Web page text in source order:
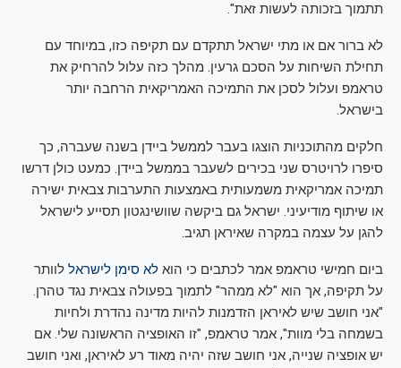
תתמוך בזכותה לעשות זאת".
לא ברור אם או מתי ישראל תתקדם עם תקיפה כזו, במיוחד עם
תחילת השיחות על הסכם גרעין. מהלך כזה עלול להרחיק את
טראמפ ועלול לסכן את התמיכה האמריקאית הרחבה יותר
בישראל.
חלקים מהתוכניות הוצגו בעבר לממשל ביידן בשנה שעברה, כך
סיפרו לרויטרס שני בכירים לשעבר בממשל ביידן. כמעט כולן דרשו
תמיכה אמריקאית משמעותית באמצעות התערבות צבאית ישירה
או שיתוף מודיעיני. ישראל גם ביקשה שוושינגטון תסייע לישראל
להגן על עצמה במקרה שאיראן תגיב.
ביום חמישי טראמפ אמר לכתבים כי הוא לא סימן לישראל לוותר
על תקיפה, אך הוא "לא ממהר" לתמוך בפעולה צבאית נגד טהרן.
"אני חושב שיש לאיראן הזדמנות להיות מדינה נהדרת ולחיות
בשמחה בלי מוות", אמר טראמפ, "זו האופציה הראשונה שלי. אם
יש אופציה שנייה, אני חושב שזה יהיה מאוד רע לאיראן, ואני חושב